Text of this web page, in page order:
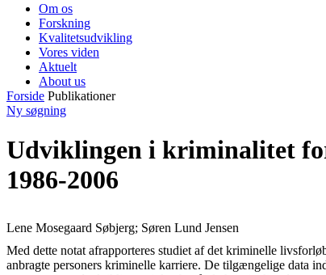
Om os
Forskning
Kvalitetsudvikling
Vores viden
Aktuelt
About us
Forside Publikationer
Ny søgning
Udviklingen i kriminalitet
1986-2006
Lene Mosegaard Søbjerg; Søren Lund Jensen
Med dette notat afrapporteres studiet af det kriminelle
anbragte personers kriminelle karriere. De tilgængelige data